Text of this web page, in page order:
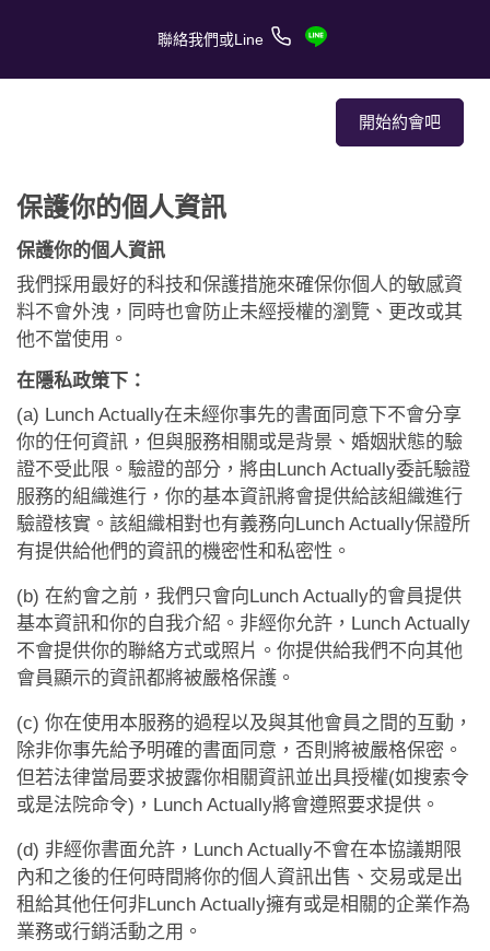
聯絡我們或Line
開始約會吧
關於我們
關於服務
客戶的愛情故事
報章媒體
約會技巧
約會助理App
聯絡我們
保護你的個人資訊
保護你的個人資訊
我們採用最好的科技和保護措施來確保你個人的敏感資
料不會外洩，同時也會防止未經授權的瀏覽、更改或其
他不當使用。
在隱私政策下：
(a) Lunch Actually在未經你事先的書面同意下不會分享
你的任何資訊，但與服務相關或是背景、婚姻狀態的驗
證不受此限。驗證的部分，將由Lunch Actually委託驗證
服務的組織進行，你的基本資訊將會提供給該組織進行
驗證核實。該組織相對也有義務向Lunch Actually保證所
有提供給他們的資訊的機密性和私密性。
(b) 在約會之前，我們只會向Lunch Actually的會員提供
基本資訊和你的自我介紹。非經你允許，Lunch Actually
不會提供你的聯絡方式或照片。你提供給我們不向其他
會員顯示的資訊都將被嚴格保護。
(c) 你在使用本服務的過程以及與其他會員之間的互動，
除非你事先給予明確的書面同意，否則將被嚴格保密。
但若法律當局要求披露你相關資訊並出具授權(如搜索令
或是法院命令)，Lunch Actually將會遵照要求提供。
(d) 非經你書面允許，Lunch Actually不會在本協議期限
內和之後的任何時間將你的個人資訊出售、交易或是出
租給其他任何非Lunch Actually擁有或是相關的企業作為
業務或行銷活動之用。